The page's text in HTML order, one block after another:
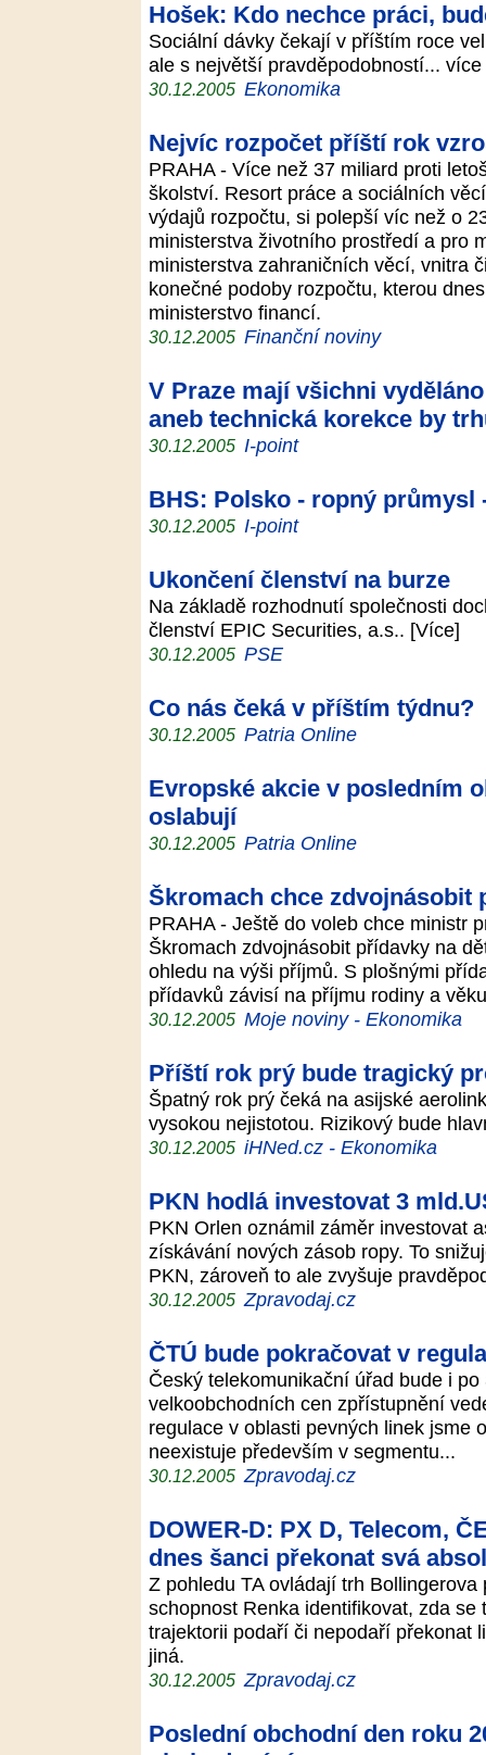
Hošek: Kdo nechce práci,
Sociální dávky čekají v příštím roce
ale s největší pravděpodobností... více
30.12.2005 Ekonomika
Nejvíc rozpočet příští rok
PRAHA - Více než 37 miliard proti
školství. Resort práce a sociálních
výdajů rozpočtu, si polepší víc než o
ministerstva životního prostředí a pro
ministerstva zahraničních věcí, vnitra
konečné podoby rozpočtu, kterou
ministerstvo financí.
30.12.2005 Finanční noviny
V Praze mají všichni
aneb technická korekce by
30.12.2005 I-point
BHS: Polsko - ropný průmysl
30.12.2005 I-point
Ukončení členství na burze
Na základě rozhodnutí společnosti
členství EPIC Securities, a.s.. [Více]
30.12.2005 PSE
Co nás čeká v příštím týdnu?
30.12.2005 Patria Online
Evropské akcie v posledním
oslabují
30.12.2005 Patria Online
Škromach chce zdvojnásobit
PRAHA - Ještě do voleb chce ministr
Škromach zdvojnásobit přídavky na
ohledu na výši příjmů. S plošnými
přídavků závisí na příjmu rodiny a
30.12.2005 Moje noviny - Ekonomika
Příští rok prý bude tragický
Špatný rok prý čeká na asijské
vysokou nejistotou. Rizikový bude
30.12.2005 iHNed.cz - Ekonomika
PKN hodlá investovat 3
PKN Orlen oznámil záměr investovat
získávání nových zásob ropy. To
PKN, zároveň to ale zvyšuje
30.12.2005 Zpravodaj.cz
ČTÚ bude pokračovat v
Český telekomunikační úřad bude i
velkoobchodních cen zpřístupnění
regulace v oblasti pevných linek jsme
neexistuje především v segmentu...
30.12.2005 Zpravodaj.cz
DOWER-D: PX D, Telecom,
dnes šanci překonat svá
Z pohledu TA ovládají trh
schopnost Renka identifikovat, zda
trajektorii podaří či nepodaří překonat
jiná.
30.12.2005 Zpravodaj.cz
Poslední obchodní den roku